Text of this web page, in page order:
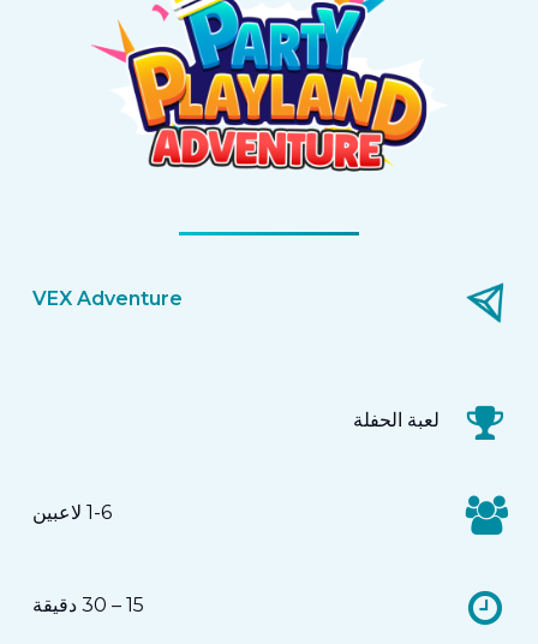
VEX Adventure
لعبة الحفلة
1-6 لاعبين
15 – 30 دقيقة